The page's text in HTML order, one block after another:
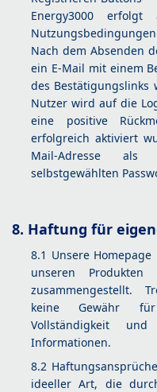
Energy3000
Nach dem Absenden
ein E-Mail mit einem
des Bestätigungslinks
Nutzer wird auf die
eine positive
erfolgreich aktiviert
Mail-Adresse als
selbstgewählten
8. Haftung für
8.1 Unsere
unseren
zusammengestellt.
keine Gewähr
Vollständigkeit
Informationen.
8.2
ideeller Art, die